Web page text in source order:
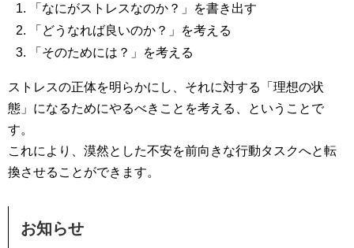
「なにがストレスなのか？」を書き出す
「どうなれば良いのか？」を考える
「そのためには？」を考える
ストレスの正体を明らかにし、それに対する「理想の状
態」になるためにやるべきことを考える、ということで
す。
これにより、漠然とした不安を前向きな行動タスクへと転
換させることができます。
お知らせ